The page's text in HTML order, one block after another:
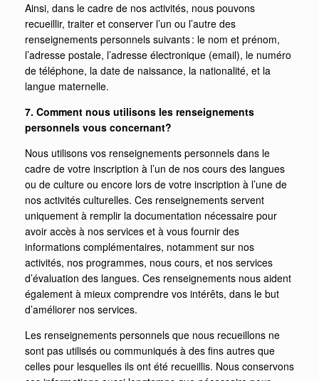
Ainsi, dans le cadre de nos activités, nous pouvons
recueillir, traiter et conserver l’un ou l’autre des
renseignements personnels suivants : le nom et prénom,
l’adresse postale, l’adresse électronique (email), le numéro
de téléphone, la date de naissance, la nationalité, et la
langue maternelle.
7. Comment nous utilisons les renseignements
personnels vous concernant?
Nous utilisons vos renseignements personnels dans le
cadre de votre inscription à l’un de nos cours des langues
ou de culture ou encore lors de votre inscription à l’une de
nos activités culturelles. Ces renseignements servent
uniquement à remplir la documentation nécessaire pour
avoir accès à nos services et à vous fournir des
informations complémentaires, notamment sur nos
activités, nos programmes, nous cours, et nos services
d’évaluation des langues. Ces renseignements nous aident
également à mieux comprendre vos intérêts, dans le but
d’améliorer nos services.
Les renseignements personnels que nous recueillons ne
sont pas utilisés ou communiqués à des fins autres que
celles pour lesquelles ils ont été recueillis. Nous conservons